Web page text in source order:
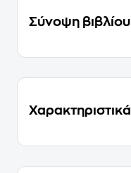
Σύνοψη βιβλίου
Χαρακτηριστικά